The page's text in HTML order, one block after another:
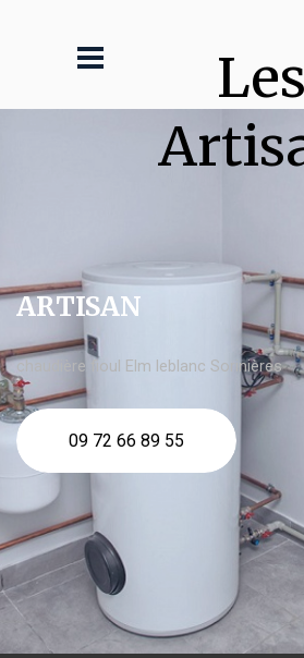
Les
ARTISAN
chaudière fioul Elm leblanc Sorinières
09 72 66 89 55